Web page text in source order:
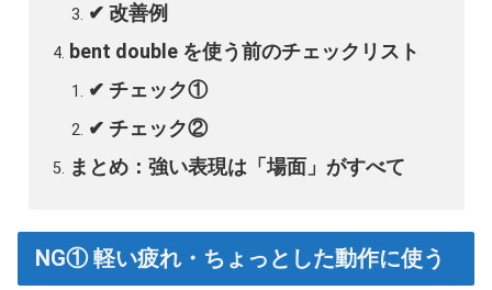
✔ 改善例
bent double を使う前のチェックリスト
✔ チェック①
✔ チェック②
まとめ：強い表現は「場面」がすべて
NG① 軽い疲れ・ちょっとした動作に使う